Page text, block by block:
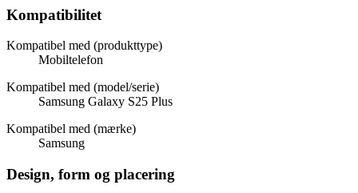
Kompatibilitet
Kompatibel med (produkttype)
Mobiltelefon
Kompatibel med (model/serie)
Samsung Galaxy S25 Plus
Kompatibel med (mærke)
Samsung
Design, form og placering